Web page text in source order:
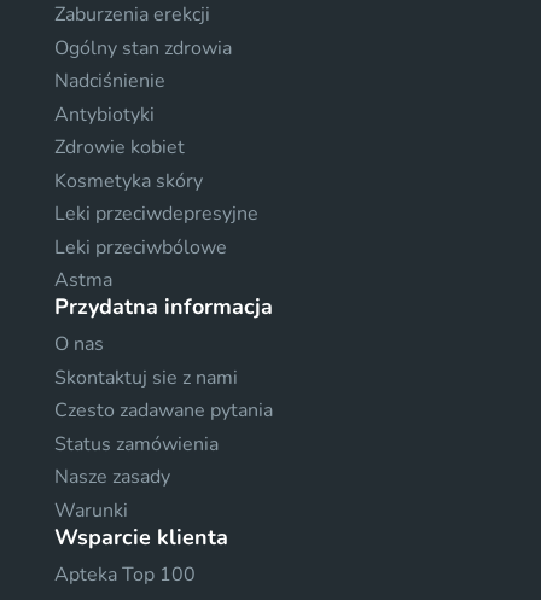
Zaburzenia erekcji
Ogólny stan zdrowia
Nadciśnienie
Antybiotyki
Zdrowie kobiet
Kosmetyka skóry
Leki przeciwdepresyjne
Leki przeciwbólowe
Astma
Przydatna informacja
O nas
Skontaktuj sie z nami
Czesto zadawane pytania
Status zamówienia
Nasze zasady
Warunki
Wsparcie klienta
Apteka Top 100